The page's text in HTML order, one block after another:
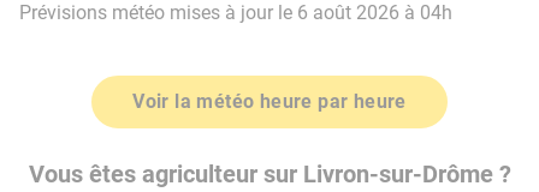
Prévisions météo mises à jour le 6 août 2026 à 04h
Voir la météo heure par heure
Vous êtes agriculteur sur Livron-sur-Drôme ?